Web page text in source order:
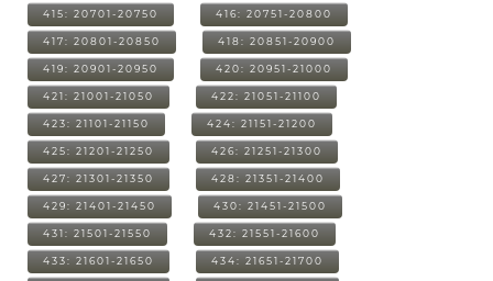
415: 20701-20750 416: 20751-20800
417: 20801-20850 418: 20851-20900
419: 20901-20950 420: 20951-21000
421: 21001-21050 422: 21051-21100
423: 21101-21150 424: 21151-21200
425: 21201-21250 426: 21251-21300
427: 21301-21350 428: 21351-21400
429: 21401-21450 430: 21451-21500
431: 21501-21550 432: 21551-21600
433: 21601-21650 434: 21651-21700